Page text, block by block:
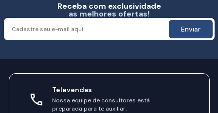
Receba com exclusividade
as melhores ofertas!
Enviar
Televendas
Nossa equipe de consultores está
preparada para te auxiliar.